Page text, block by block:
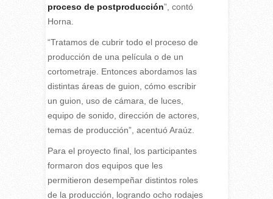
proceso de postproducción”, contó
Horna.
“Tratamos de cubrir todo el proceso de
producción de una película o de un
cortometraje. Entonces abordamos las
distintas áreas de guion, cómo escribir
un guion, uso de cámara, de luces,
equipo de sonido, dirección de actores,
temas de producción”, acentuó Araúz.
Para el proyecto final, los participantes
formaron dos equipos que les
permitieron desempeñar distintos roles
de la producción, logrando ocho rodajes